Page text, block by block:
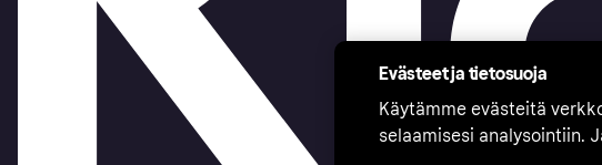
Evästeet ja tietosuoja
Käytämme evästeitä
selaamisesi analysointiin.